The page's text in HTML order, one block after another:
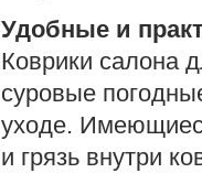
Удобные и
Коврики салона
суровые
уходе.
и грязь внутри